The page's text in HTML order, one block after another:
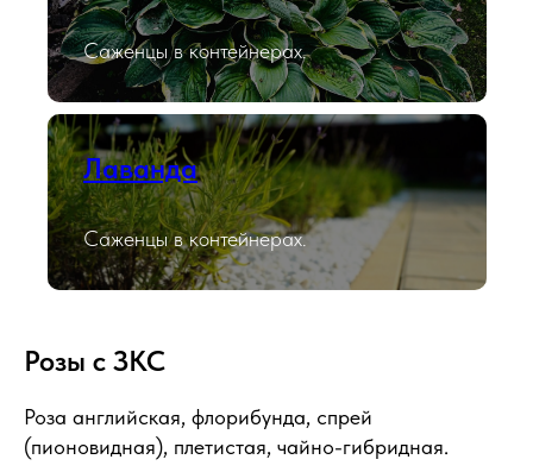
Саженцы в контейнерах.
Лаванда
Саженцы в контейнерах.
Розы с ЗКС
Роза английская, флорибунда, спрей
(пионовидная), плетистая, чайно-гибридная.